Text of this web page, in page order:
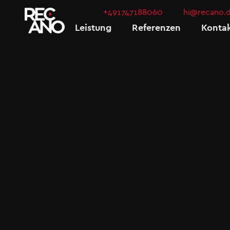
+491747188060
Leistung Referenzen